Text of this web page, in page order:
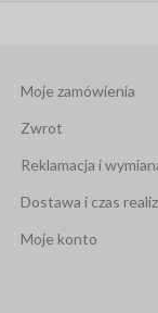
Moje zamówienia
Zwrot
Reklamacja i
Dostawa i czas
Moje konto